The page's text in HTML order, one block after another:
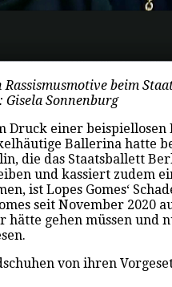
beim
Sonnenburg
einer
Ballerina
die das Staatsballett
und kassiert zudem
ist Lopes Gomes‘
seit November 2020
hätte gehen müssen
von ihren